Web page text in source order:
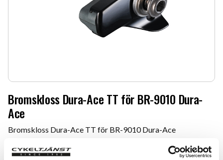
Bromskloss Dura-Ace TT för BR-9010 Dura-
Ace
Bromskloss Dura-Ace TT för BR-9010 Dura-Ace
399:-